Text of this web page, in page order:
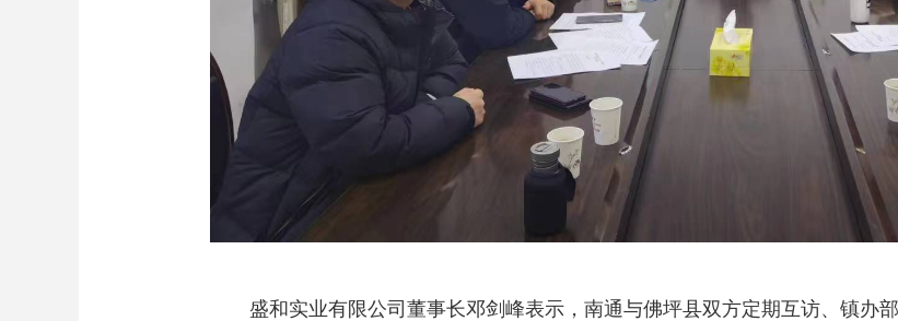
盛和实业有限公司董事长邓剑峰表示，南通与佛坪县双方定期互访、镇办